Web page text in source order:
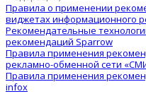
Правила о применении
виджетах информационного
Рекомендательные
рекомендаций Sparrow
Правила применения
рекламно-обменной сети
Правила применения
infox